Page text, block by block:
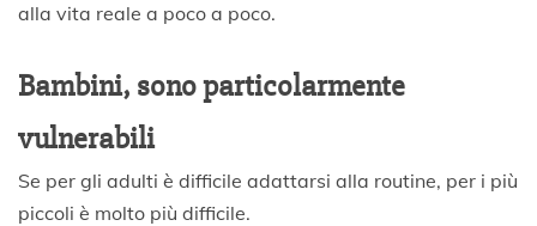
alla vita reale a poco a poco.
Bambini, sono particolarmente
vulnerabili
Se per gli adulti è difficile adattarsi alla routine, per i più
piccoli è molto più difficile.